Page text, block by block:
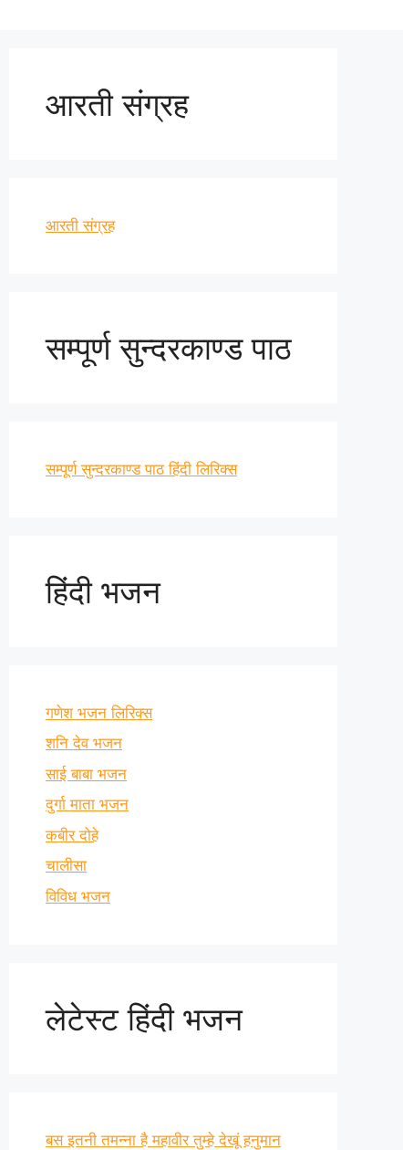
आरती संग्रह
आरती संग्रह
सम्पूर्ण सुन्दरकाण्ड पाठ
सम्पूर्ण सुन्दरकाण्ड पाठ हिंदी लिरिक्स
हिंदी भजन
गणेश भजन लिरिक्स
शनि देव भजन
साई बाबा भजन
दुर्गा माता भजन
कबीर दोहे
चालीसा
विविध भजन
लेटेस्ट हिंदी भजन
बस इतनी तमन्ना है महावीर तुम्हे देखूं हनुमान